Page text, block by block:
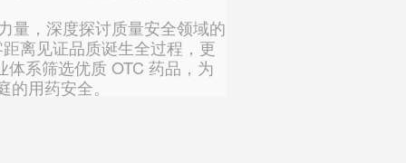
，深度探讨质量安全领域的
离见证品质诞生全过程，更
系筛选优质 OTC 药品，为
庭的用药安全。